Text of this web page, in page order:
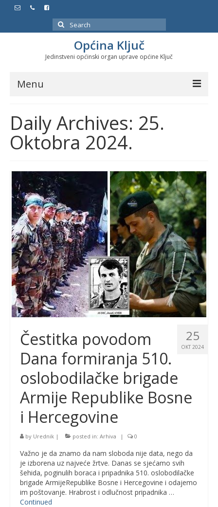
Search
for:
Općina Ključ
Jedinstveni općinski organ uprave općine Ključ
Menu
Službeni glasnici
Javne nabavke
Značajni datumi i manifestacije
Program energetske efikasnosti u stambenom
sektoru
Daily Archives: 25.
Oktobra 2024.
25
OKT 2024
Čestitka povodom
Dana formiranja 510.
oslobodilačke brigade
Armije Republike Bosne
i Hercegovine
by Urednik | posted in: Arhiva | 0
Važno je da znamo da nam sloboda nije data, nego da
je izborena uz najveće žrtve. Danas se sjećamo svih
šehida, poginulih boraca i pripadnika 510. oslobodilačke
brigade ArmijeRepublike Bosne i Hercegovine i odajemo
im poštovanje. Hrabrost i odlučnost pripadnika …
Continued